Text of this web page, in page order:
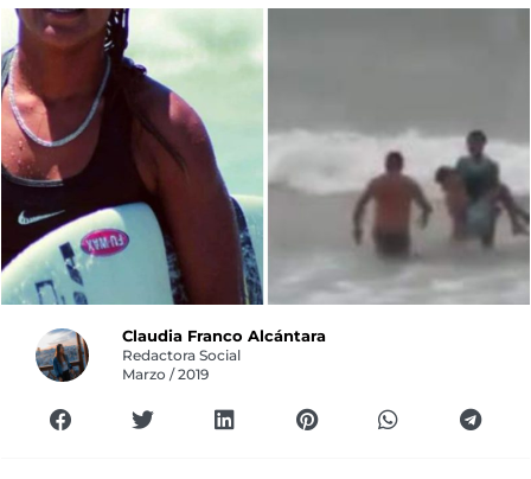
Claudia Franco Alcántara
Redactora Social
Marzo / 2019